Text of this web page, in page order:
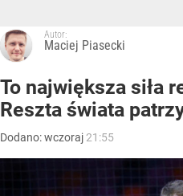
Autor:
Maciej Piasecki
To największa siła
Reszta świata
Dodano:wczoraj 21:55